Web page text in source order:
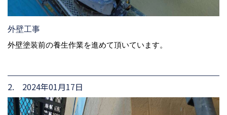
外壁工事
外壁塗装前の養生作業を進めて頂いています。
2. 2024年01月17日